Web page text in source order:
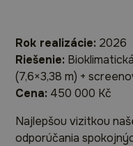
Rok realizácie: 2026
Riešenie:
(7,6×3,38 m) +
Cena: 450 000 Kč
Najlepšou vizitkou
odporúčania